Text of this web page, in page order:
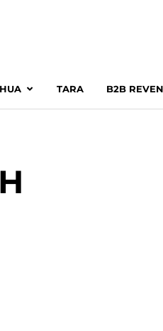
TARA B2B